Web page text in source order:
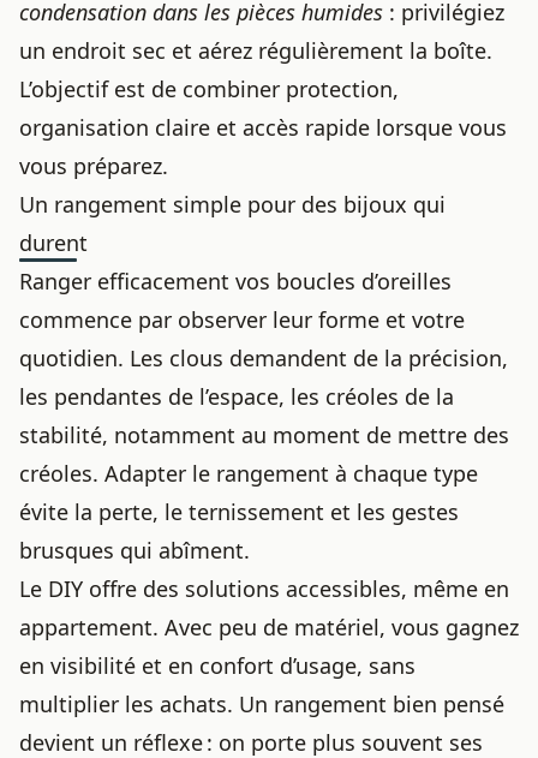
condensation dans les pièces humides : privilégiez
un endroit sec et aérez régulièrement la boîte.
L’objectif est de combiner protection,
organisation claire et accès rapide lorsque vous
vous préparez.
Un rangement simple pour des bijoux qui
durent
Ranger efficacement vos boucles d’oreilles
commence par observer leur forme et votre
quotidien. Les clous demandent de la précision,
les pendantes de l’espace, les créoles de la
stabilité, notamment au moment de mettre des
créoles. Adapter le rangement à chaque type
évite la perte, le ternissement et les gestes
brusques qui abîment.
Le DIY offre des solutions accessibles, même en
appartement. Avec peu de matériel, vous gagnez
en visibilité et en confort d’usage, sans
multiplier les achats. Un rangement bien pensé
devient un réflexe : on porte plus souvent ses